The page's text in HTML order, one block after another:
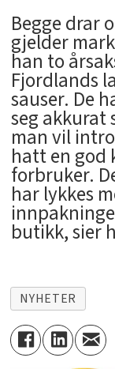
Begge drar
gjelder
han to
Fjordlands
sauser. De
seg akkurat
man vil
hatt en god
forbruker.
har lykkes
butikk, sier
NYHETER